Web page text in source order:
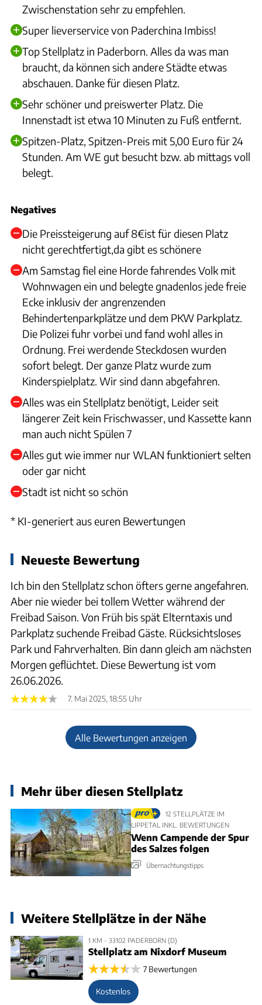
Zwischenstation sehr zu empfehlen.
Super lieverservice von Paderchina Imbiss!
Top Stellplatz in Paderborn. Alles da was man
braucht, da können sich andere Städte etwas
abschauen. Danke für diesen Platz.
Sehr schöner und preiswerter Platz. Die
Innenstadt ist etwa 10 Minuten zu Fuß entfernt.
Spitzen-Platz, Spitzen-Preis mit 5,00 Euro für 24
Stunden. Am WE gut besucht bzw. ab mittags voll
belegt.
Negatives
Die Preissteigerung auf 8€ist für diesen Platz
nicht gerechtfertigt,da gibt es schönere
Am Samstag fiel eine Horde fahrendes Volk mit
Wohnwagen ein und belegte gnadenlos jede freie
Ecke inklusiv der angrenzenden
Behindertenparkplätze und dem PKW Parkplatz.
Die Polizei fuhr vorbei und fand wohl alles in
Ordnung. Frei werdende Steckdosen wurden
sofort belegt. Der ganze Platz wurde zum
Kinderspielplatz. Wir sind dann abgefahren.
Alles was ein Stellplatz benötigt, Leider seit
längerer Zeit kein Frischwasser, und Kassette kann
man auch nicht Spülen 7
Alles gut wie immer nur WLAN funktioniert selten
oder gar nicht
Stadt ist nicht so schön
* KI-generiert aus euren Bewertungen
Neueste Bewertung
Ich bin den Stellplatz schon öfters gerne angefahren.
Aber nie wieder bei tollem Wetter während der
Freibad Saison. Von Früh bis spät Elterntaxis und
Parkplatz suchende Freibad Gäste. Rücksichtsloses
Park und Fahrverhalten. Bin dann gleich am nächsten
Morgen geflüchtet. Diese Bewertung ist vom
26.06.2026.
7. Mai 2025, 18:55 Uhr
Alle Bewertungen anzeigen
Mehr über diesen Stellplatz
12 STELLPLÄTZE IM
LIPPETAL INKL. BEWERTUNGEN
Wenn Campende der Spur
des Salzes folgen
Übernachtungstipps
Weitere Stellplätze in der Nähe
1 KM - 33102 PADERBORN (D)
Stellplatz am Nixdorf Museum
7 Bewertungen
Kostenlos